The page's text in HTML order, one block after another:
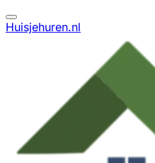
Huisjehuren.nl